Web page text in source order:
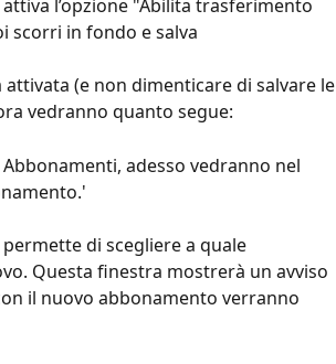
l’opzione "Abilita trasferimento
scorri in fondo e salva
(e non dimenticare di salvare le
vedranno quanto segue:
adesso vedranno nel
di scegliere a quale
Questa finestra mostrerà un avviso
il nuovo abbonamento verranno